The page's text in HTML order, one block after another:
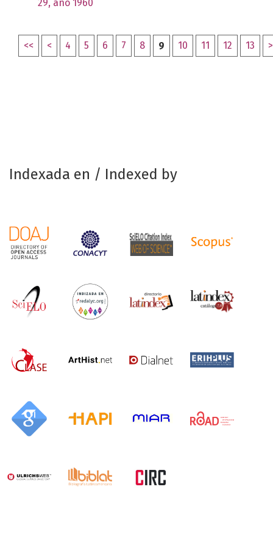
29, año 1960
<< < 4 5 6 7 8 9 10 11 12 13 >
Indexada en / Indexed by